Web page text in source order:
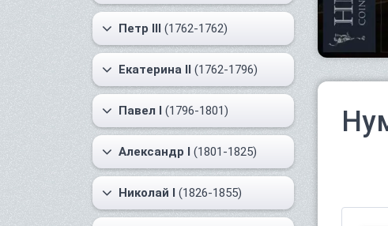
Петр III (1762-1762)
Екатерина II (1762-1796)
Павел I (1796-1801)
Александр I (1801-1825)
Николай I (1826-1855)